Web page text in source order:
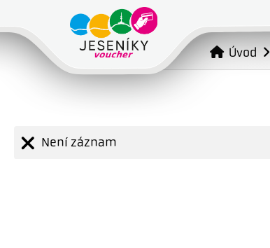
Úvod
Není záznam